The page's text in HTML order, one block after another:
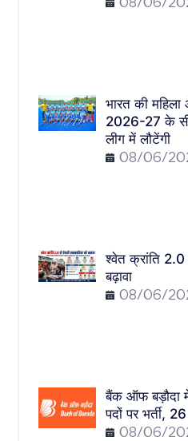
08/06/
भारत की
2026-27 के
लीग में लौटेंगी
08/06/
श्वेत क्रांति 2.0
बढ़ावा
08/06/
बैंक ऑफ बड़ौदा
पदों पर भर्ती,
08/06/